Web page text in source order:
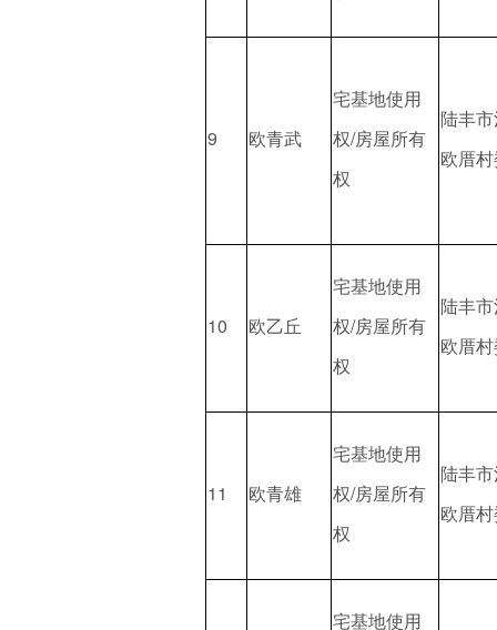
9 欧青武
宅基地使用
权/房屋所有
权
陆丰
欧厝
10 欧乙丘
宅基地使用
权/房屋所有
权
陆丰
欧厝
11 欧青雄
宅基地使用
权/房屋所有
权
陆丰
欧厝
宅基地使用